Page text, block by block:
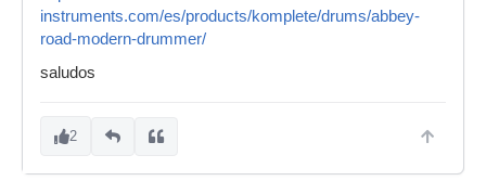
instruments.com/es/products/komplete/drums/abbey-
road-modern-drummer/
saludos
2